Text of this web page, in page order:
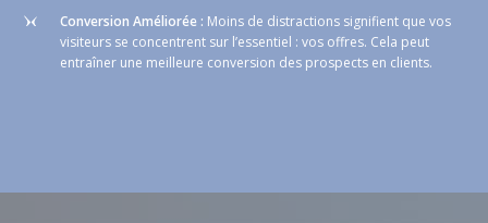
Conversion Améliorée : Moins de distractions signifient que vos
visiteurs se concentrent sur l’essentiel : vos offres. Cela peut
entraîner une meilleure conversion des prospects en clients.